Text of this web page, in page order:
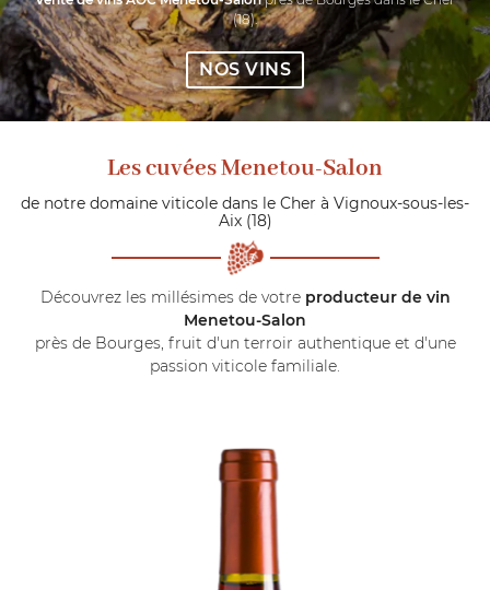
Une
(18).
NOS VINS
Les cuvées Menetou-Salon
de notre domaine viticole dans le Cher à Vignoux-sous-les-
Aix (18)
Découvrez les millésimes de votre producteur de vin
Menetou-Salon
près de Bourges, fruit d'un terroir authentique et d'une
passion viticole familiale.